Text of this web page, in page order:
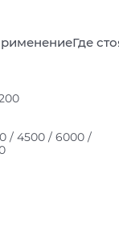
Где
/ 4500 / 6000 /